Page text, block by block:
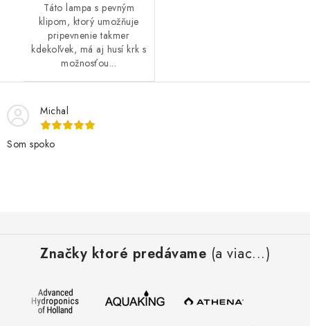
Táto lampa s pevným
klipom, ktorý umožňuje
pripevnenie takmer
kdekoľvek, má aj husí krk s
možnosťou...
Michal
Som spoko
Značky ktoré predávame (a viac...)